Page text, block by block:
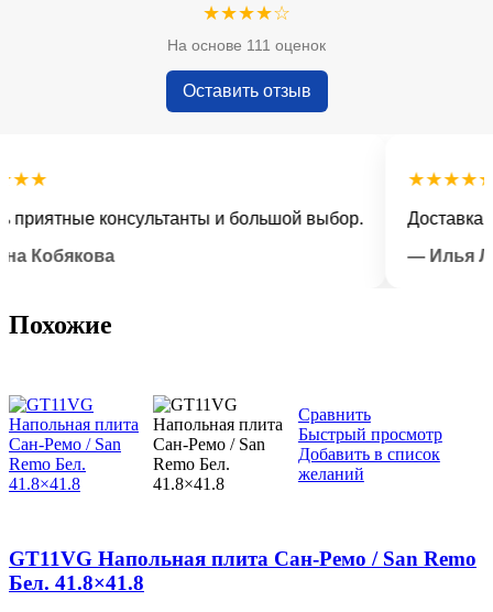
★★★★☆
На основе 111 оценок
Оставить отзыв
консультанты и большой выбор.
★★★★★
Доставка
— Илья
Похожие
Сравнить
Быстрый просмотр
Добавить в список
желаний
GT11VG Напольная плита Сан-Ремо / San Remo
Бел. 41.8×41.8